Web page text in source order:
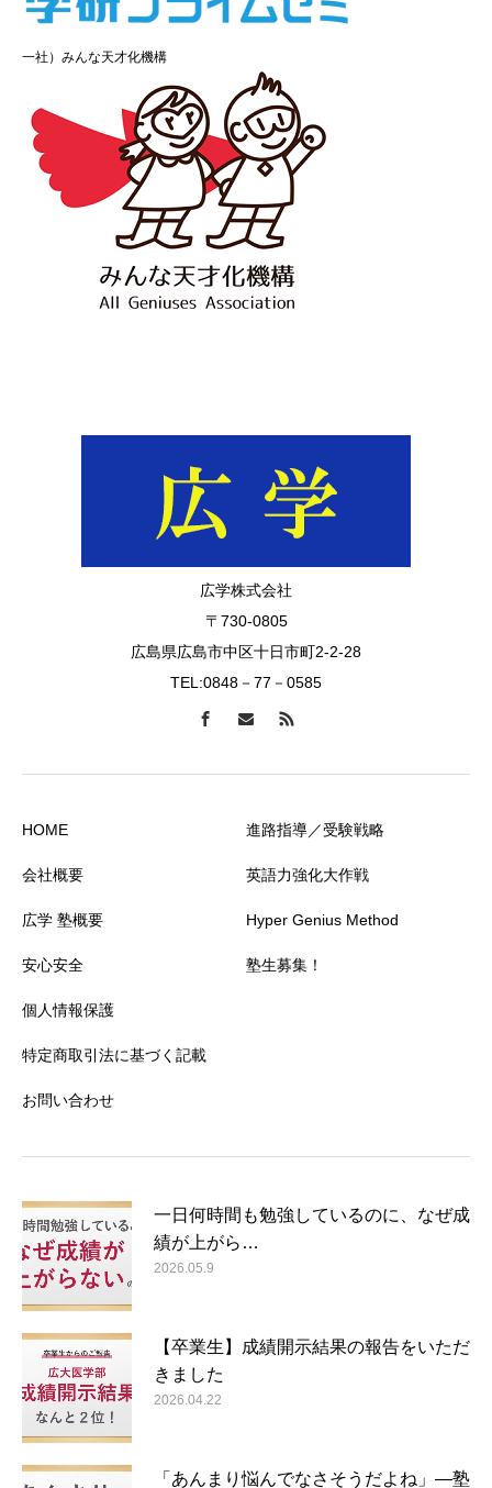
一社）みんな天才化機構
広学株式会社
〒730-0805
広島県広島市中区十日市町2-2-28
TEL:0848－77－0585
HOME
会社概要
広学 塾概要
安心安全
個人情報保護
特定商取引法に基づく記載
お問い合わせ
進路指導／受験戦略
英語力強化大作戦
Hyper Genius Method
塾生募集！
一日何時間も勉強しているのに、なぜ成
績が上がら…
2026.05.9
【卒業生】成績開示結果の報告をいただ
きました
2026.04.22
「あんまり悩んでなさそうだよね」―塾